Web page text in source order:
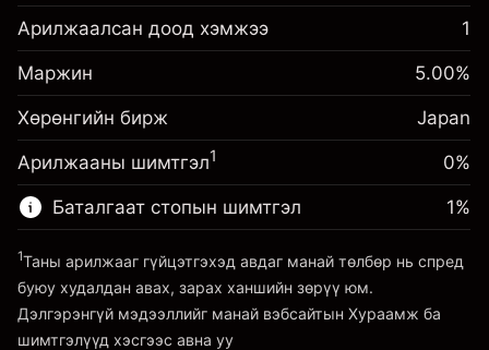
оруулалт
Шөнийн санхүүжилтийн
тохируулга
Позицын бүрэн хэмжээнээс
авах төлбөр
-0.013752
%
(-¥3)
Хөшүүрэгтэй арилжааны хэмжээ ~
Маржин. Таны хөрөнгө
оруулалт
¥1,000
Шөнийн санхүүжилтийн
тохируулга
Позицын бүрэн хэмжээнээс
авах төлбөр
-0.00847
%
Платформ руу орох
Арилжаалсан доод хэмжээ 1
Маржин 5.00%
Хөрөнгийн бирж Japan
Арилжааны шимтгэл1 0%
Баталгаат стопын шимтгэл 1%
1Таны арилжааг гүйцэтгэхэд авдаг манай төлбөр нь спред
буюу худалдан авах, зарах ханшийн зөрүү юм.
Дэлгэрэнгүй мэдээллийг манай вэбсайтын Хураамж ба
шимтгэлүүд хэсгээс авна уу